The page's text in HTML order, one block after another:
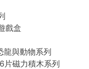
戲盒
龍與動物系列
片磁力積木系列